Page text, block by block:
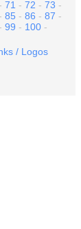
- 71 - 72 - 73 -
- 85 - 86 - 87 -
- 99 - 100 -
/ Logos